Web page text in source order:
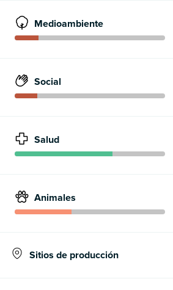
Medioambiente
Social
Salud
Animales
Sitios de producción